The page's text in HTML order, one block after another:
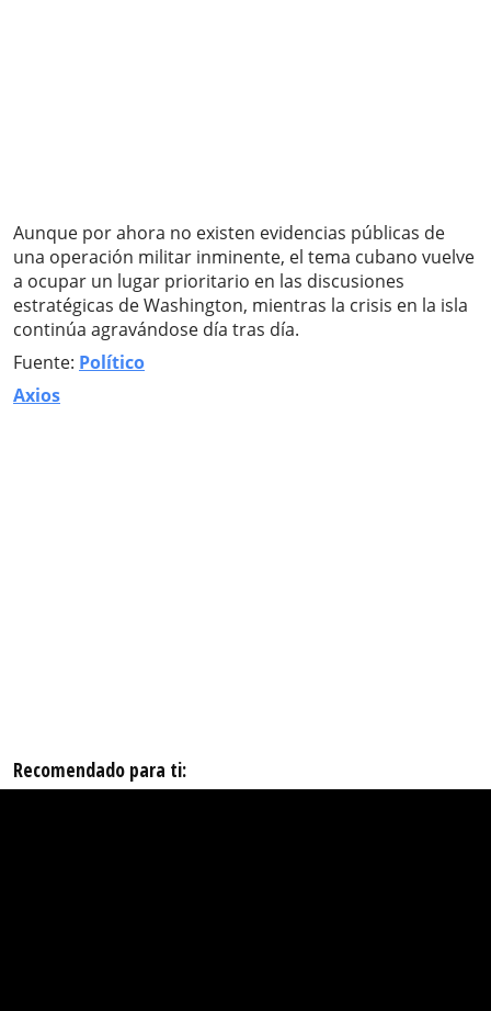
Aunque por ahora no existen evidencias públicas de
una operación militar inminente, el tema cubano vuelve
a ocupar un lugar prioritario en las discusiones
estratégicas de Washington, mientras la crisis en la isla
continúa agravándose día tras día.
Fuente: Político
Axios
Recomendado para ti: